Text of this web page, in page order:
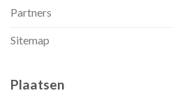
Partners
Sitemap
Plaatsen